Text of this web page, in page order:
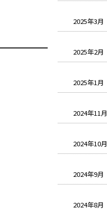
2025年3月
2025年2月
2025年1月
2024年11月
2024年10月
2024年9月
2024年8月